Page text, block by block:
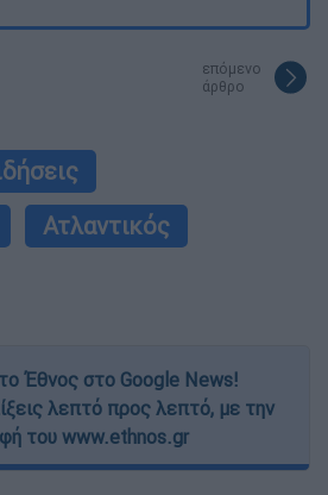
επόμενο
άρθρο
Ατλαντικός
Έθνος στο Google News!
λεπτό προς λεπτό, με την
του www.ethnos.gr